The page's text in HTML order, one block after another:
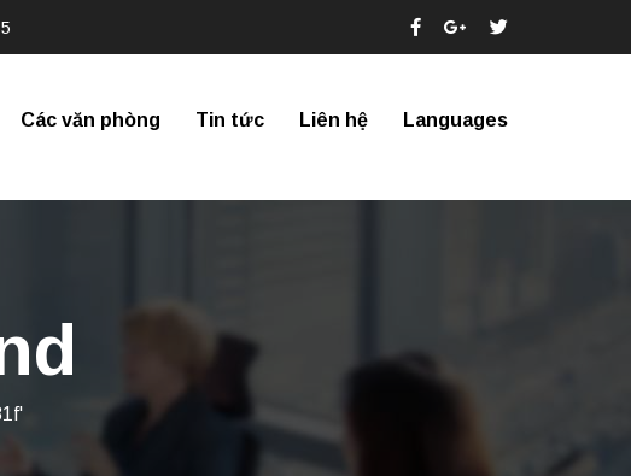
Các văn phòng Tin tức Liên hệ Languages